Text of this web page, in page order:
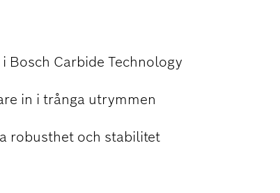
Bosch Carbide Technology
in i trånga utrymmen
robusthet och stabilitet